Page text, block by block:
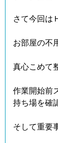
さて今回は
お部屋の不
真心こめて
作業開始前
持ち場を確
そして重要